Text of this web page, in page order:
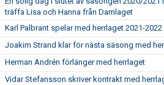
träffa Lisa och Hanna från Damlaget
Karl Palbrant spelar med herrlaget 2021-2022
Joakim Strand klar för nästa säsong med
Herman Andrén förlänger med herrlaget
Vidar Stefansson skriver kontrakt med